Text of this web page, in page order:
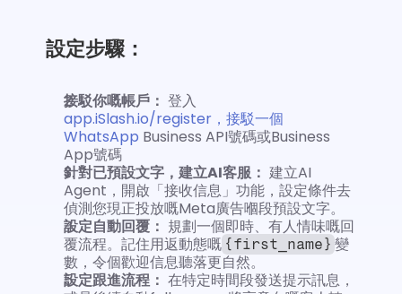
設定步驟：
接駁你嘅帳戶：
app.iSlash.io/register，接駁一個
WhatsApp Business API號碼或Business
App號碼
針對已預設文字，建立AI客服： 建立AI
Agent，開啟「接收信息」功能，設定條件去
偵測您現正投放嘅Meta廣告嗰段預設文字。
設定自動回覆： 規劃一個即時、有人情味嘅回
覆流程。記住用返動態嘅 {first_name} 變
數，令個歡迎信息聽落更自然。
設定跟進流程： 在特定時間段發送提示訊息，